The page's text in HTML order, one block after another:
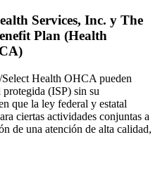
Services, Inc. y The
Plan (Health
Health OHCA pueden
(ISP) sin su
que la ley federal y estatal
ciertas actividades conjuntas a
de una atención de alta calidad,